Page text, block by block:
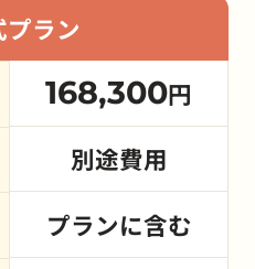
ラン
168,300円
別途費用
プランに含む